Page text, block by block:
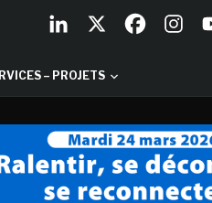
– PROJETS